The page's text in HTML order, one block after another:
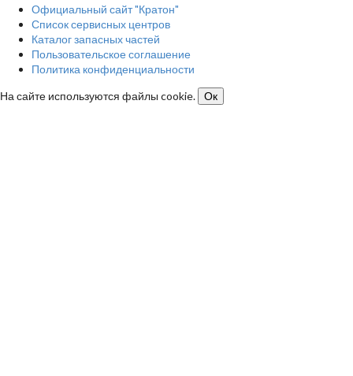
Официальный сайт "Кратон"
Список сервисных центров
Каталог запасных частей
Пользовательское соглашение
Политика конфиденциальности
На сайте используются файлы cookie.
Ок